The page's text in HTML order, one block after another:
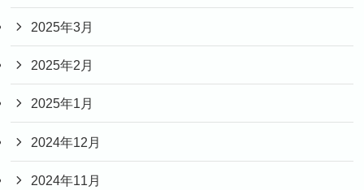
2025年3月
2025年2月
2025年1月
2024年12月
2024年11月